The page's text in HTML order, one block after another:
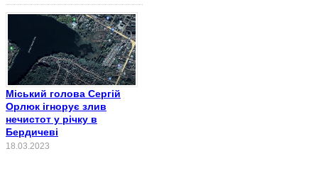
Міський голова Сергій
Орлюк ігнорує злив
нечистот у річку в
Бердичеві
18.03.2023